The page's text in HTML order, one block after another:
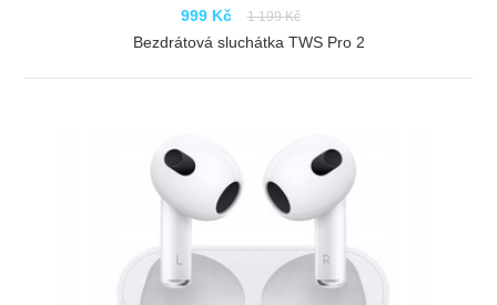
999 Kč 1 199 Kč
Bezdrátová sluchátka TWS Pro 2